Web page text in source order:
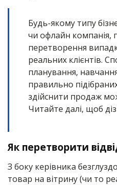
Будь-якому типу
чи офлайн компанія,
перетворення
реальних клієнтів.
планування,
правильно
здійснити продаж
Читайте далі, щоб
Як перетворити
З боку керівника
товар на вітрину (чи то